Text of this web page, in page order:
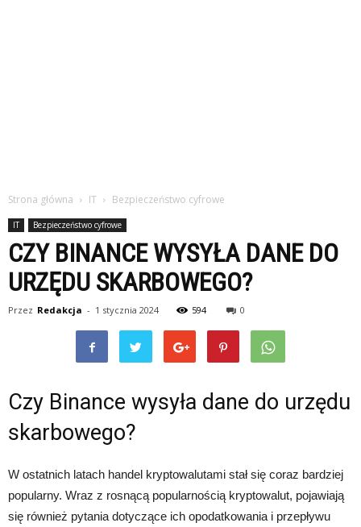
Strona główna IT Bezpieczeństwo cyfrowe
IT Bezpieczeństwo cyfrowe
CZY BINANCE WYSYŁA DANE DO
URZĘDU SKARBOWEGO?
Przez Redakcja - 1 stycznia 2024 594 0
Czy Binance wysyła dane do urzędu
skarbowego?
W ostatnich latach handel kryptowalutami stał się coraz bardziej
popularny. Wraz z rosnącą popularnością kryptowalut, pojawiają
się również pytania dotyczące ich opodatkowania i przepływu